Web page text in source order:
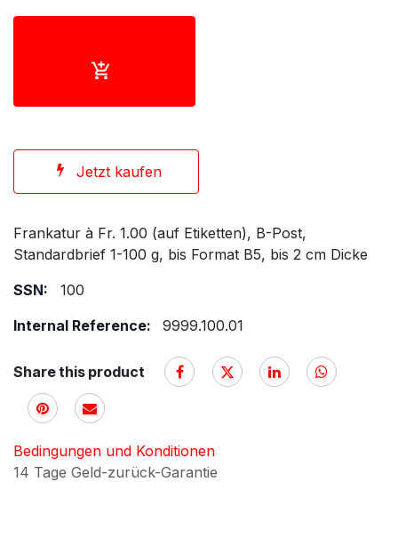
Jetzt kaufen
Frankatur à Fr. 1.00 (auf Etiketten), B-Post,
Standardbrief 1-100 g, bis Format B5, bis 2 cm Dicke
SSN:
100
Internal Reference:
9999.100.01
Share this product
Bedingungen und Konditionen
14 Tage Geld-zurück-Garantie